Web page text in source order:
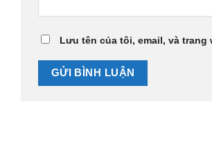
Lưu tên của tôi, email, và